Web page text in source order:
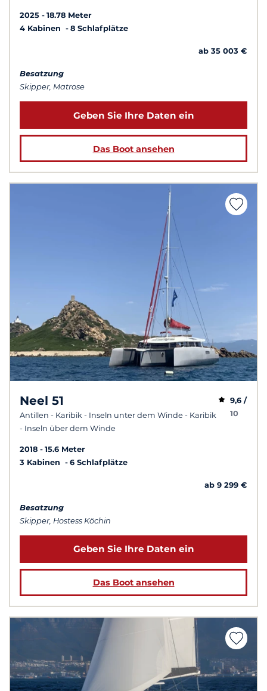
2025
18.78 Meter
4 Kabinen
8 Schlafplätze
ab 35 003 €
Besatzung
Skipper, Matrose
Geben Sie Ihre Daten ein
Das Boot ansehen
Neel 51
Antillen - Karibik - Inseln unter dem Winde - Karibik
- Inseln über dem Winde
9,6 /
10
2018
15.6 Meter
3 Kabinen
6 Schlafplätze
ab 9 299 €
Besatzung
Skipper, Hostess Köchin
Geben Sie Ihre Daten ein
Das Boot ansehen